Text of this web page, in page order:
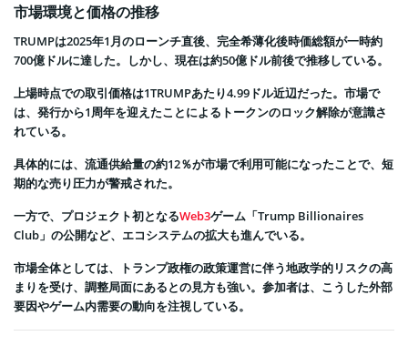
市場環境と価格の推移
TRUMPは2025年1月のローンチ直後、完全希薄化後時価総額が一時約
700億ドルに達した。しかし、現在は約50億ドル前後で推移している。
上場時点での取引価格は1TRUMPあたり4.99ドル近辺だった。市場で
は、発行から1周年を迎えたことによるトークンのロック解除が意識さ
れている。
具体的には、流通供給量の約12％が市場で利用可能になったことで、短
期的な売り圧力が警戒された。
一方で、プロジェクト初となるWeb3ゲーム「Trump Billionaires
Club」の公開など、エコシステムの拡大も進んでいる。
市場全体としては、トランプ政権の政策運営に伴う地政学的リスクの高
まりを受け、調整局面にあるとの見方も強い。参加者は、こうした外部
要因やゲーム内需要の動向を注視している。